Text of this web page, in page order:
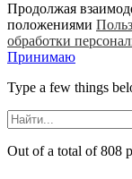
Продолжая
положениями
обработки
Принимаю
Type a few things
Out of a total of 808